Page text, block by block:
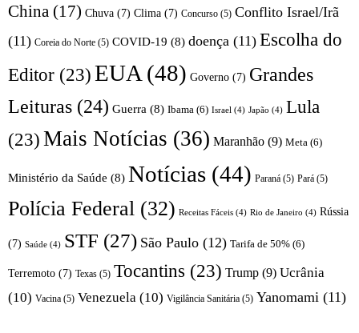
China (17) Chuva (7) Clima (7) Concurso (5) Conflito Israel/Irã
(11) Coreia do Norte (5) COVID-19 (8) doença (11) Escolha do
Editor (23)EUA (48) Governo (7) Grandes
Leituras (24) Guerra (8) Ibama (6) Israel (4) Japão (4) Lula
(23)Mais Notícias (36) Maranhão (9) Meta (6)
Ministério da Saúde (8) Notícias (44) Paraná (5) Pará (5)
Polícia Federal (32) Receitas Fáceis (4) Rio de Janeiro (4) Rússia
(7) Saúde (4) STF (27) São Paulo (12) Tarifa de 50% (6)
Terremoto (7) Texas (5) Tocantins (23) Trump (9) Ucrânia
(10) Vacina (5) Venezuela (10) Vigilância Sanitária (5) Yanomami (11)